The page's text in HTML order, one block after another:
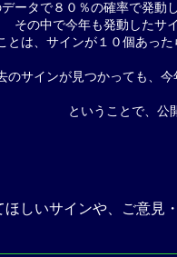
ータで８０％の確率で発動
その中で今年も発動したサ
とは、サインが１０個あっ
のサインが見つかっても、
ということで、公
ほしいサインや、ご意見